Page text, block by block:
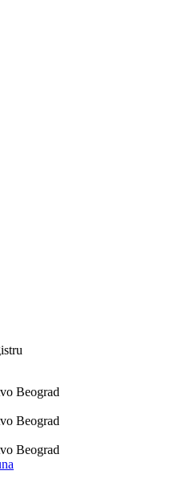
Beograd
Beograd
Beograd